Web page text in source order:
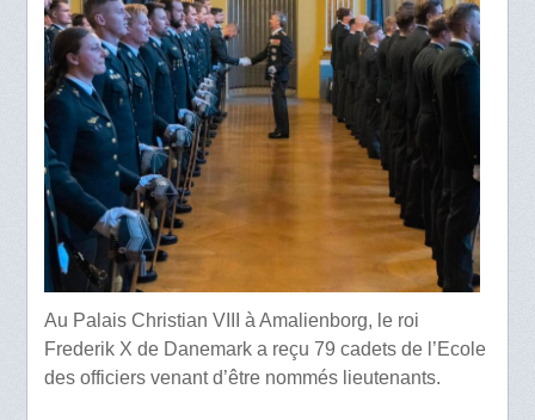
Au Palais Christian VIII à Amalienborg, le roi
Frederik X de Danemark a reçu 79 cadets de l’Ecole
des officiers venant d’être nommés lieutenants.